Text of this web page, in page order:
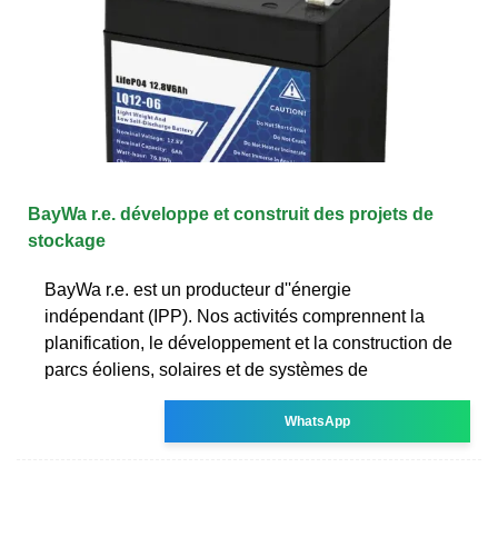
BayWa r.e. développe et construit des projets de
stockage
BayWa r.e. est un producteur d''énergie
indépendant (IPP). Nos activités comprennent la
planification, le développement et la construction de
parcs éoliens, solaires et de systèmes de
WhatsApp